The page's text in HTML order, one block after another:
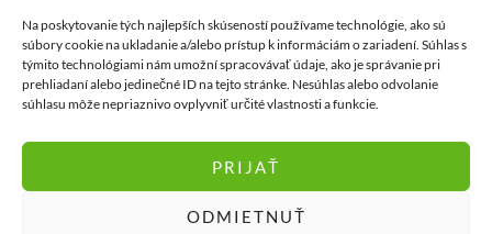
Na poskytovanie tých najlepších skúseností používame technológie, ako sú
súbory cookie na ukladanie a/alebo prístup k informáciám o zariadení. Súhlas s
týmito technológiami nám umožní spracovávať údaje, ako je správanie pri
prehliadaní alebo jedinečné ID na tejto stránke. Nesúhlas alebo odvolanie
súhlasu môže nepriaznivo ovplyvniť určité vlastnosti a funkcie.
PRIJAŤ
ODMIETNUŤ
Kontaktujte nás a požiadajte o
najkvalitnejšie umelé kvety a
dekorácie..